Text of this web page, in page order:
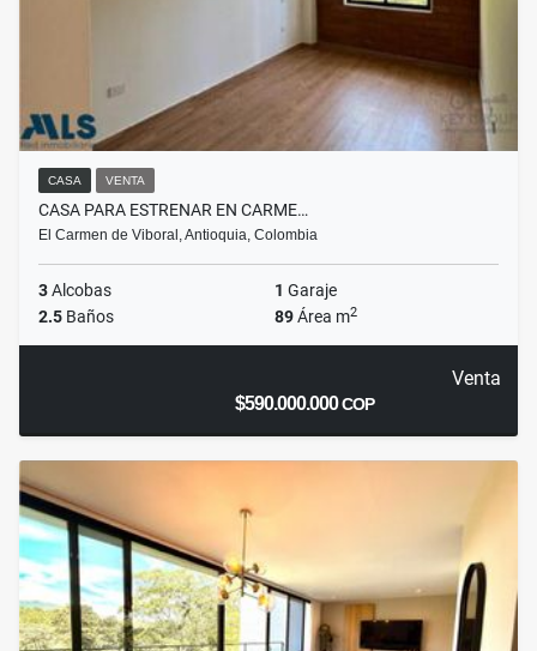
CASA VENTA
CASA PARA ESTRENAR EN CARME…
El Carmen de Viboral, Antioquia, Colombia
3Alcobas 1 Garaje
2.5 Baños 89Área m2
Venta
$590.000.000COP